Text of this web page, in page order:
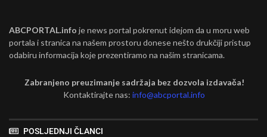
ABCPORTAL.info je news portal pokrenut idejom da u moru web
portala i stranica na našem prostoru donese nešto drukčiji pristup
odabiru informacija koje prezentiramo na našim stranicama.
Zabranjeno preuzimanje sadržaja bez dozvola izdavača!
Kontaktirajte nas:info@abcportal.info
POSLJEDNJI ČLANCI